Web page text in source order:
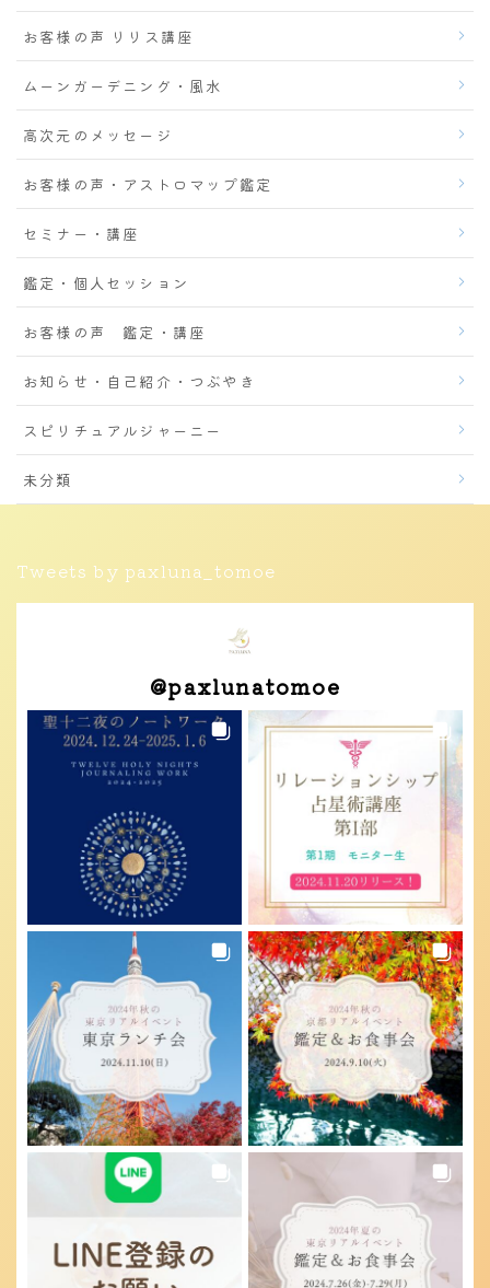
お客様の声 リリス講座
ムーンガーデニング・風水
高次元のメッセージ
お客様の声・アストロマップ鑑定
セミナー・講座
鑑定・個人セッション
お客様の声 鑑定・講座
お知らせ・自己紹介・つぶやき
スピリチュアルジャーニー
未分類
Tweets by paxluna_tomoe
@paxlunatomoe